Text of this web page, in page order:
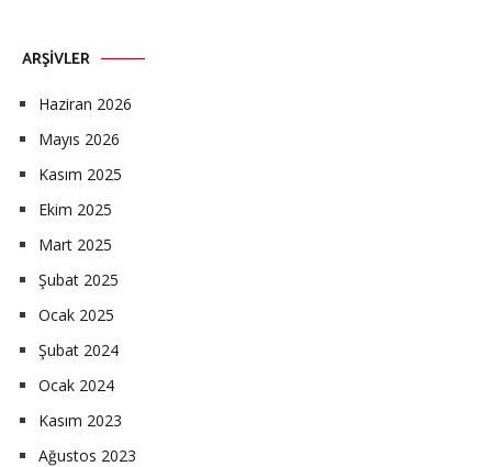
ARŞIVLER
Haziran 2026
Mayıs 2026
Kasım 2025
Ekim 2025
Mart 2025
Şubat 2025
Ocak 2025
Şubat 2024
Ocak 2024
Kasım 2023
Ağustos 2023